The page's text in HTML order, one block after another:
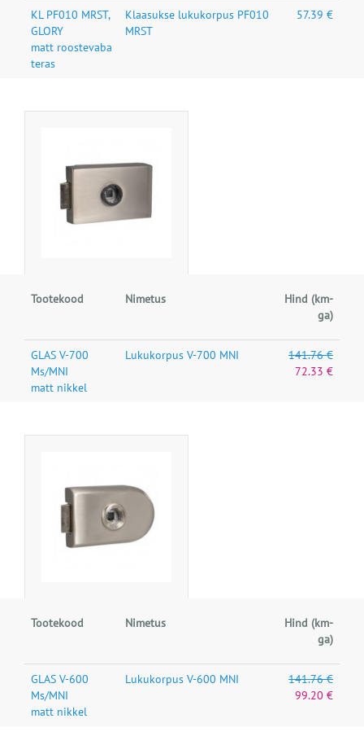
KL PF010 MRST,
GLORY
matt roostevaba
teras
Klaasukse lukukorpus PF010
MRST
57.39 €
Tootekood Nimetus
Hind (km-
ga)
GLAS V-700
Ms/MNI
matt nikkel
Lukukorpus V-700 MNI
141.76 €
72.33 €
Tootekood Nimetus
Hind (km-
ga)
GLAS V-600
Ms/MNI
matt nikkel
Lukukorpus V-600 MNI
141.76 €
99.20 €